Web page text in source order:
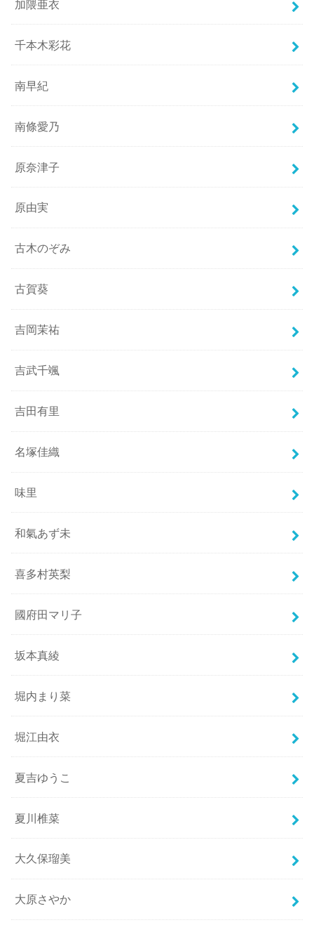
加隈亜衣
千本木彩花
南早紀
南條愛乃
原奈津子
原由実
古木のぞみ
古賀葵
吉岡茉祐
吉武千颯
吉田有里
名塚佳織
味里
和氣あず未
喜多村英梨
國府田マリ子
坂本真綾
堀内まり菜
堀江由衣
夏吉ゆうこ
夏川椎菜
大久保瑠美
大原さやか